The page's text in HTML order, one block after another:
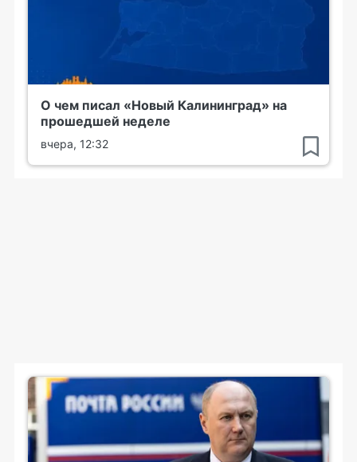
О чем писал «Новый Калининград» на
прошедшей неделе
вчера, 12:32